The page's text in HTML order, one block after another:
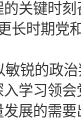
关键时
长时期党
敏锐的政
学习领
展的需